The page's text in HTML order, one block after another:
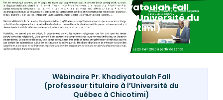
Wébinaire Pr. Khadiyatoulah Fall
(professeur titulaire à l’Université du
Québec à Chicotimi)
Wébinaire Pr. Khadiyatoulah Fall
(professeur titulaire à l’Université du
Québec à Chicotimi)